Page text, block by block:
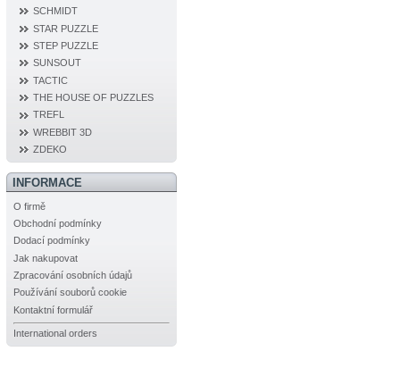
SCHMIDT
STAR PUZZLE
STEP PUZZLE
SUNSOUT
TACTIC
THE HOUSE OF PUZZLES
TREFL
WREBBIT 3D
ZDEKO
INFORMACE
O firmě
Obchodní podmínky
Dodací podmínky
Jak nakupovat
Zpracování osobních údajů
Používání souborů cookie
Kontaktní formulář
International orders